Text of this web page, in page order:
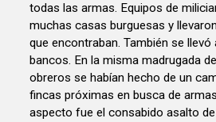
todas las armas. Equipos de
muchas casas burguesas y
que encontraban. También se llevó
bancos. En la misma madrugada
obreros se habían hecho de un
fincas próximas en busca de
aspecto fue el consabido asalto